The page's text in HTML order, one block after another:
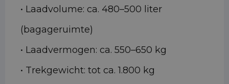
• Laadvolume: ca. 480–500 liter
(bagageruimte)
• Laadvermogen: ca. 550–650 kg
• Trekgewicht: tot ca. 1.800 kg